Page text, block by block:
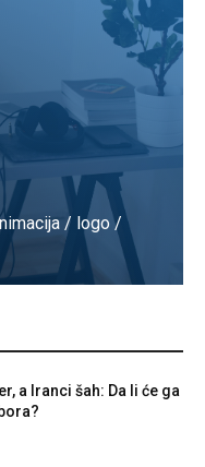
/ logo /
a Iranci šah: Da li će ga